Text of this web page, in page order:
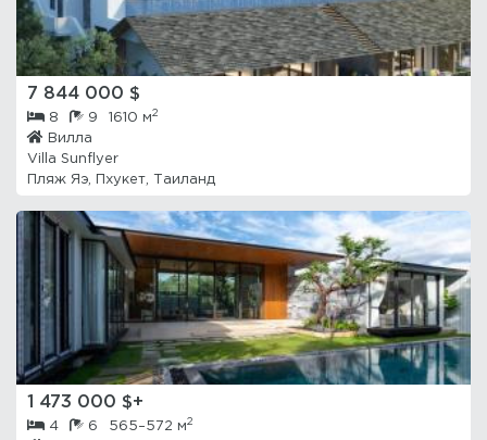
7 844 000 $
8 9 1610 м2
Вилла
Villa Sunflyer
Пляж Яэ, Пхукет, Таиланд
1 473 000 $+
4 6 565–572 м2